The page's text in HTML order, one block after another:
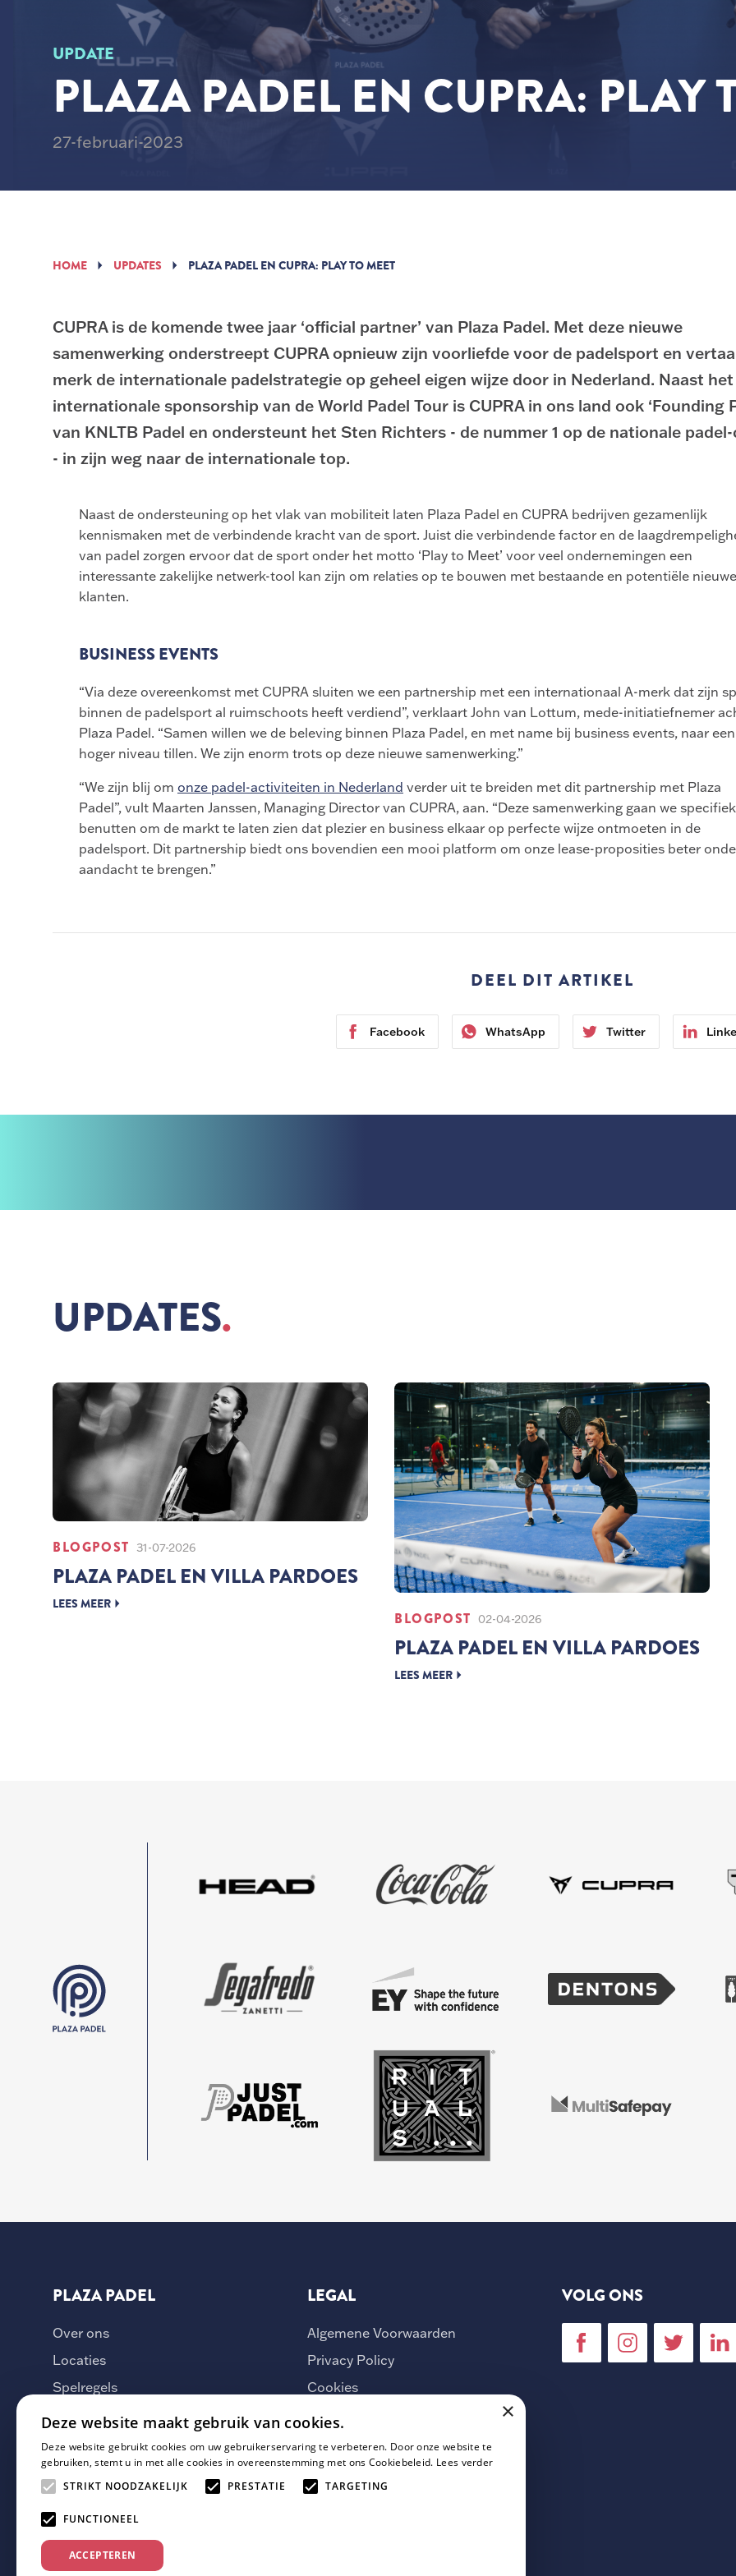
UPDATE
PLAZA PADEL EN CUPRA: PLAY
27-februari-2023
HOME UPDATES PLAZA PADEL EN CUPRA: PLAY TO MEET
CUPRA is de komende twee jaar ‘official partner’ van Plaza Padel. Met deze nieuwe
samenwerking onderstreept CUPRA opnieuw zijn voorliefde voor de padelsport en
merk de internationale padelstrategie op geheel eigen wijze door in Nederland. Naast het
internationale sponsorship van de World Padel Tour is CUPRA in ons land ook ‘Founding
van KNLTB Padel en ondersteunt het Sten Richters - de nummer 1 op de nationale
- in zijn weg naar de internationale top.
Naast de ondersteuning op het vlak van mobiliteit laten Plaza Padel en CUPRA bedrijven gezamenlijk
kennismaken met de verbindende kracht van de sport. Juist die verbindende factor en de
van padel zorgen ervoor dat de sport onder het motto ‘Play to Meet’ voor veel ondernemingen een
interessante zakelijke netwerk-tool kan zijn om relaties op te bouwen met bestaande en potentiële nieuwe
klanten.
BUSINESS EVENTS
“Via deze overeenkomst met CUPRA sluiten we een partnership met een internationaal A-merk dat zijn
binnen de padelsport al ruimschoots heeft verdiend”, verklaart John van Lottum, mede-initiatiefnemer
Plaza Padel. “Samen willen we de beleving binnen Plaza Padel, en met name bij business events, naar
hoger niveau tillen. We zijn enorm trots op deze nieuwe samenwerking.”
“We zijn blij om onze padel-activiteiten in Nederland verder uit te breiden met dit partnership met Plaza
Padel”, vult Maarten Janssen, Managing Director van CUPRA, aan. “Deze samenwerking gaan we specifiek
benutten om de markt te laten zien dat plezier en business elkaar op perfecte wijze ontmoeten in de
padelsport. Dit partnership biedt ons bovendien een mooi platform om onze lease-proposities beter
aandacht te brengen.”
DEEL DIT ARTIKEL
Facebook WhatsApp Twitter
UPDATES
BLOGPOST 31-07-2026
PLAZA PADEL EN VILLA PARDOES
LEES MEER
BLOGPOST 02-04-2026
PLAZA PADEL EN VILLA PARDOES
LEES MEER
PLAZA PADEL
Over ons
Locaties
Spelregels
Vacatures
Veelgestelde vragen
Whatsapp Groepen
Contact
Hoe werkt het
LEGAL
Algemene Voorwaarden
Privacy Policy
Cookies
VOLG ONS
×
Deze website maakt gebruik van cookies.
Deze website gebruikt cookies om uw gebruikerservaring te verbeteren. Door onze website te
gebruiken, stemt u in met alle cookies in overeenstemming met ons Cookiebeleid. Lees verder
STRIKT NOODZAKELIJK
PRESTATIE TARGETING
FUNCTIONEEL
ACCEPTEREN